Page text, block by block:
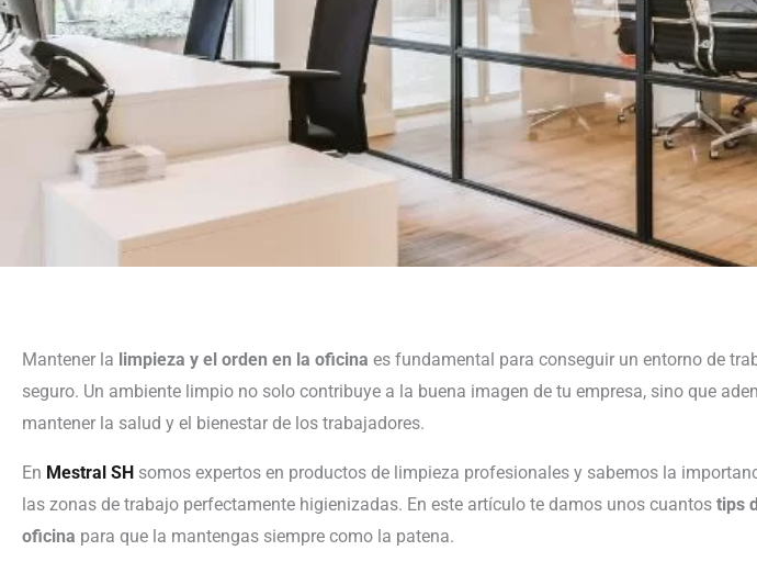
Mantener la limpieza y el orden en la oficina es fundamental para conseguir un entorno de
seguro. Un ambiente limpio no solo contribuye a la buena imagen de tu empresa, sino que
mantener la salud y el bienestar de los trabajadores.
En Mestral SH somos expertos en productos de limpieza profesionales y sabemos la
las zonas de trabajo perfectamente higienizadas. En este artículo te damos unos cuantos tips
oficina para que la mantengas siempre como la patena.